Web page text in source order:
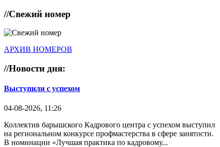
//Свежий номер
АРХИВ НОМЕРОВ
//Новости дня:
Выступили с успехом
04-08-2026, 11:26
Коллектив барышского Кадрового центра с успехом выступил
на региональном конкурсе профмастерства в сфере занятости.
В номинации «Лучшая практика по кадровому...